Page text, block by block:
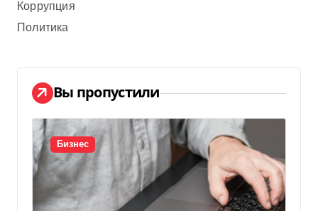
Коррупция
Политика
Вы пропустили
Бизнес